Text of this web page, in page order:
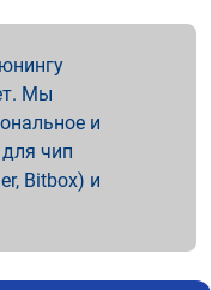
Мы
и
чип
Bitbox) и